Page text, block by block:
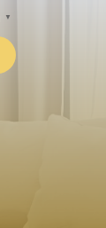
▼